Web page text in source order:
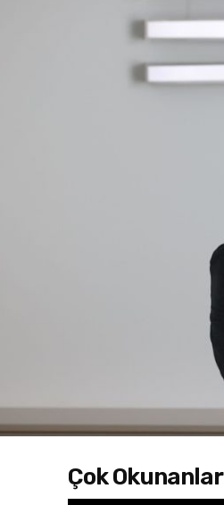
Çok Okunanlar